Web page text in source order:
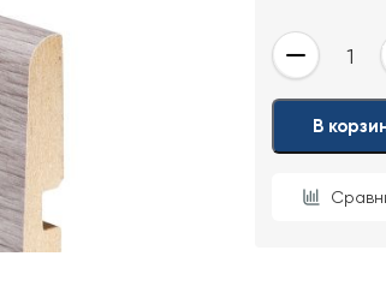
ОТПРАВИТЬ
Ваши данные не будут переданы третьим
-
В